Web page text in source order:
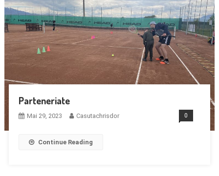
Parteneriate
Mai 29, 2023 Casutachrisdor 0
Continue Reading